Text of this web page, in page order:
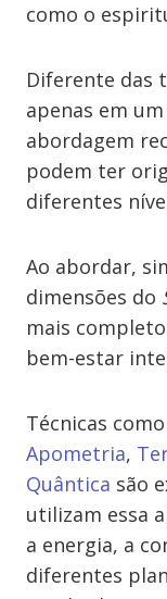
como o
Diferente das
apenas em
abordagem
podem ter
diferentes
Ao abordar,
dimensões do
mais
bem-estar
Técnicas como
Apometria,
Quântica são
utilizam essa
a energia, a
diferentes